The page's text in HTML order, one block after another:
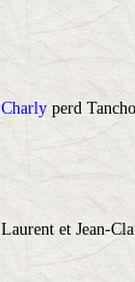
Charly perd
Laurent et Jean-